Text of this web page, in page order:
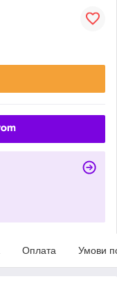
Оплата Умови